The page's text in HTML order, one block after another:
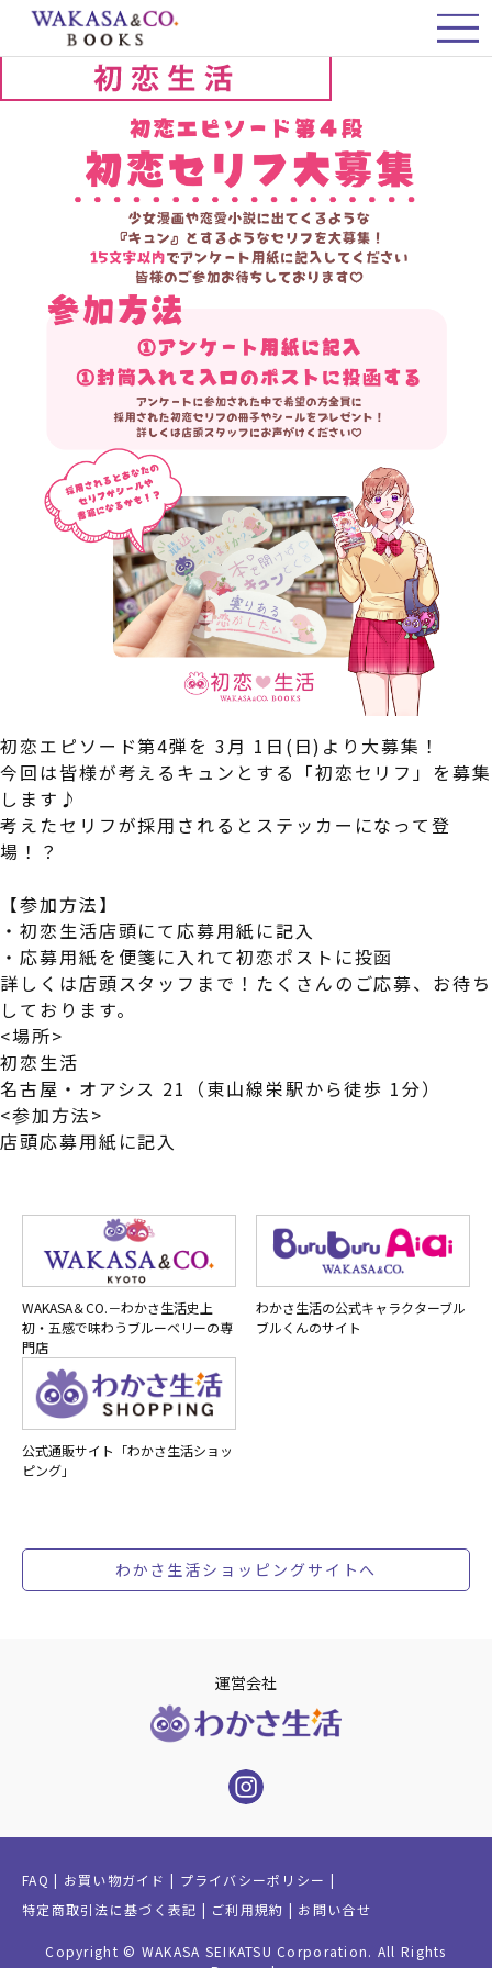
初恋エピソード第4弾 募集開始！
初恋エピソード第4弾 募集開始！
初恋エピソード第4弾を 3月 1日(日)より大募集！
今回は皆様が考えるキュンとする「初恋セリフ」を募集
します♪
考えたセリフが採用されるとステッカーになって登
場！？
【参加方法】
・初恋生活店頭にて応募用紙に記入
・応募用紙を便箋に入れて初恋ポストに投函
詳しくは店頭スタッフまで！たくさんのご応募、お待ち
しております。
<場所>
初恋生活
名古屋・オアシス 21（東山線栄駅から徒歩 1分）
<参加方法>
店頭応募用紙に記入
WAKASA＆CO.－わかさ生活史上
初・五感で味わうブルーベリーの専
門店
わかさ生活の公式キャラクターブル
ブルくんのサイト
公式通販サイト「わかさ生活ショッ
ピング」
わかさ生活ショッピングサイトへ
運営会社
FAQ お買い物ガイド
プライバシーポリシー
特定商取引法に基づく表記
ご利用規約 お問い合せ
Copyright © WAKASA SEIKATSU Corporation. All Rights